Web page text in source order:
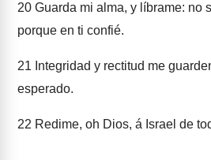
20 Guarda mi alma, y líbrame: no
porque en ti confié.
21 Integridad y rectitud me
esperado.
22 Redime, oh Dios, á Israel de